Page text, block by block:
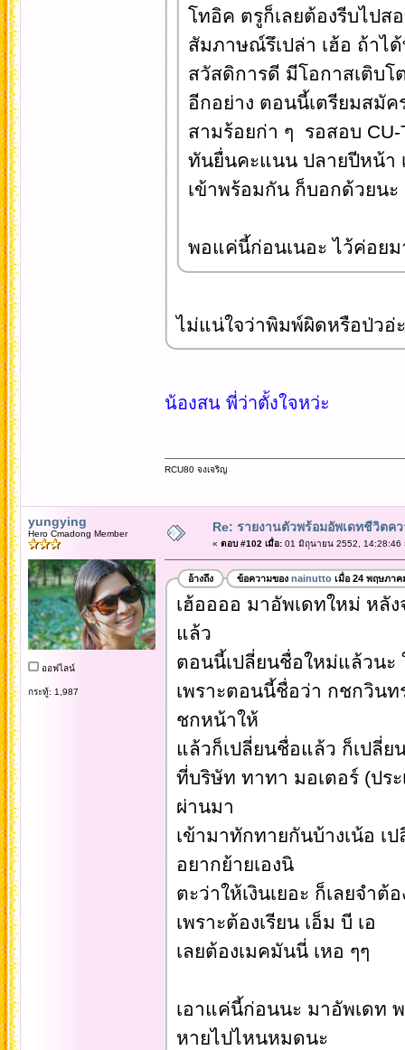
โทอิค ตรูก็เลยต้องรีบไปส
สัมภาษณ์รึเปล่า เฮ้อ ถ้าไ
สวัสดิการดี มีโอกาสเติบ
อีกอย่าง ตอนนี้เตรียมสมัค
สามร้อยก่า ๆ รอสอบ CU-
ทันยื่นคะแนน ปลายปีหน้า
เข้าพร้อมกัน ก็บอกด้วยนะ
พอแค่นี้ก่อนเนอะ ไว้ค่อย
ไม่แน่ใจว่าพิมพ์ผิดหรือป่วอ่
น้องสน พี่ว่าตั้งใจหว่ะ
RCU80 จงเจริญ
yungying
Hero Cmadong Member
ออฟไลน์
กระทู้: 1,987
Re: รายงานตัวพร้อมอัพเดทชีวิตค
« ตอบ #102 เมื่อ:01 มิถุนายน 2552, 14:28:46
อ้างถึง ข้อความของ nainuttoเมื่อ 24 พฤษภาค
เฮ้ออออ มาอัพเดทใหม่ หลั
แล้ว
ตอนนี้เปลี่ยนชื่อใหม่แล้วนะ
เพราะตอนนี้ชื่อว่า กชกวิน
ชกหน้าให้
แล้วก็เปลี่ยนชื่อแล้ว ก็เปลี่ย
ที่บริษัท ทาทา มอเตอร์ (ปร
ผ่านมา
เข้ามาทักทายกันบ้างเน้อ เ
อยากย้ายเองนิ
ตะว่าให้เงินเยอะ ก็เลยจำต้
เพราะต้องเรียน เอ็ม บี เอ
เลยต้องเมคมันนี่ เหอ ๆๆ
เอาแค่นี้ก่อนนะ มาอัพเดท
หายไปไหนหมดนะ